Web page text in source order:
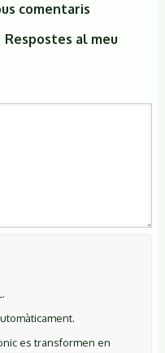
comentaris
Respostes al meu
es transformen en